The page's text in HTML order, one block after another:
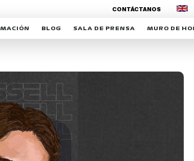
DE PRIMERA OPCIÓN
JUNTOS
ACADEMY
FOTOGRÁFICA
BLOG
INTERACTIVOS
SALA DE PRENSA MURO DE
CONTÁCTANOS